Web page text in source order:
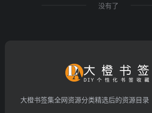
没有了
大橙书签集全网资源分类精选后的资源目录